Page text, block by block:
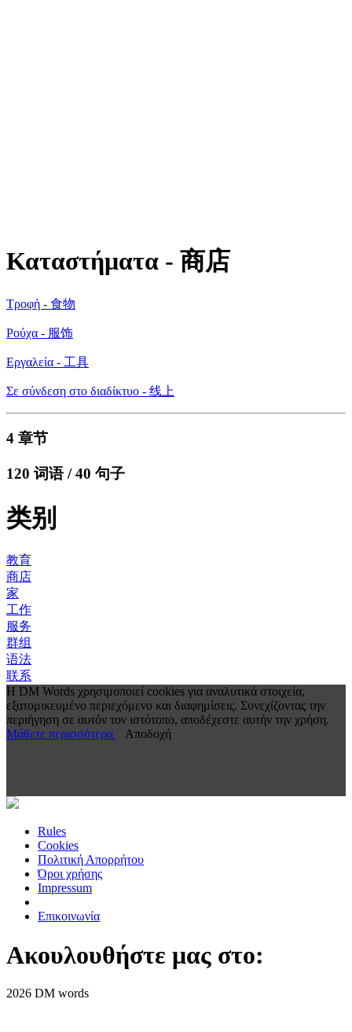
Καταστήματα - 商店
Τροφή - 食物
Ρούχα - 服饰
Εργαλεία - 工具
Σε σύνδεση στο διαδίκτυο - 线上
4 章节
120 词语 / 40 句子
类别
教育
商店
家
工作
服务
群组
语法
联系
Η DM Words χρησιμοποιεί cookies για αναλυτικά στοιχεία,
εξατομικευμένο περιεχόμενο και διαφημίσεις. Συνεχίζοντας την
περιήγηση σε αυτόν τον ιστότοπο, αποδέχεστε αυτήν την χρήση.
Μάθετε περισσότερα
Αποδοχή
Rules
Cookies
Πολιτική Απορρήτου
Όροι χρήσης
Impressum
Επικοινωνία
Ακουλουθήστε μας στο:
2026 DM words